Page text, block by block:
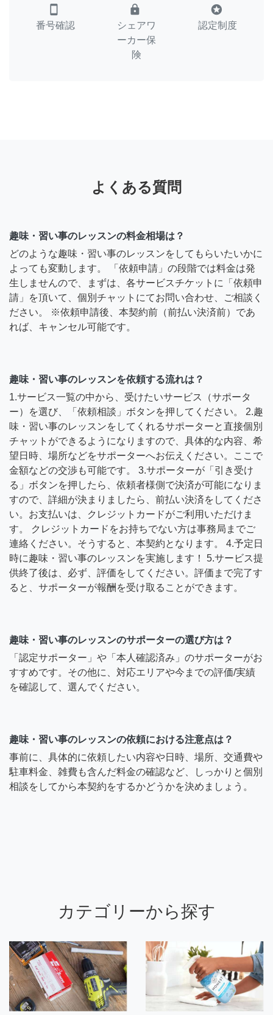
smartphone
番号確認
lock
シェアワ
ーカー保
険
stars
認定制度
よくある質問
趣味・習い事のレッスンの料金相場は？
どのような趣味・習い事のレッスンをしてもらいたいかに
よっても変動します。 「依頼申請」の段階では料金は発
生しませんので、まずは、各サービスチケットに「依頼申
請」を頂いて、個別チャットにてお問い合わせ、ご相談く
ださい。 ※依頼申請後、本契約前（前払い決済前）であ
れば、キャンセル可能です。
趣味・習い事のレッスンを依頼する流れは？
1.サービス一覧の中から、受けたいサービス（サポータ
ー）を選び、「依頼相談」ボタンを押してください。 2.趣
味・習い事のレッスンをしてくれるサポーターと直接個別
チャットができるようになりますので、具体的な内容、希
望日時、場所などをサポーターへお伝えください。ここで
金額などの交渉も可能です。 3.サポーターが「引き受け
る」ボタンを押したら、依頼者様側で決済が可能になりま
すので、詳細が決まりましたら、前払い決済をしてくださ
い。お支払いは、クレジットカードがご利用いただけま
す。 クレジットカードをお持ちでない方は事務局までご
連絡ください。そうすると、本契約となります。 4.予定日
時に趣味・習い事のレッスンを実施します！ 5.サービス提
供終了後は、必ず、評価をしてください。評価まで完了す
ると、サポーターが報酬を受け取ることができます。
趣味・習い事のレッスンのサポーターの選び方は？
「認定サポーター」や「本人確認済み」のサポーターがお
すすめです。その他に、対応エリアや今までの評価/実績
を確認して、選んでください。
趣味・習い事のレッスンの依頼における注意点は？
事前に、具体的に依頼したい内容や日時、場所、交通費や
駐車料金、雑費も含んだ料金の確認など、しっかりと個別
相談をしてから本契約をするかどうかを決めましょう。
カテゴリーから探す